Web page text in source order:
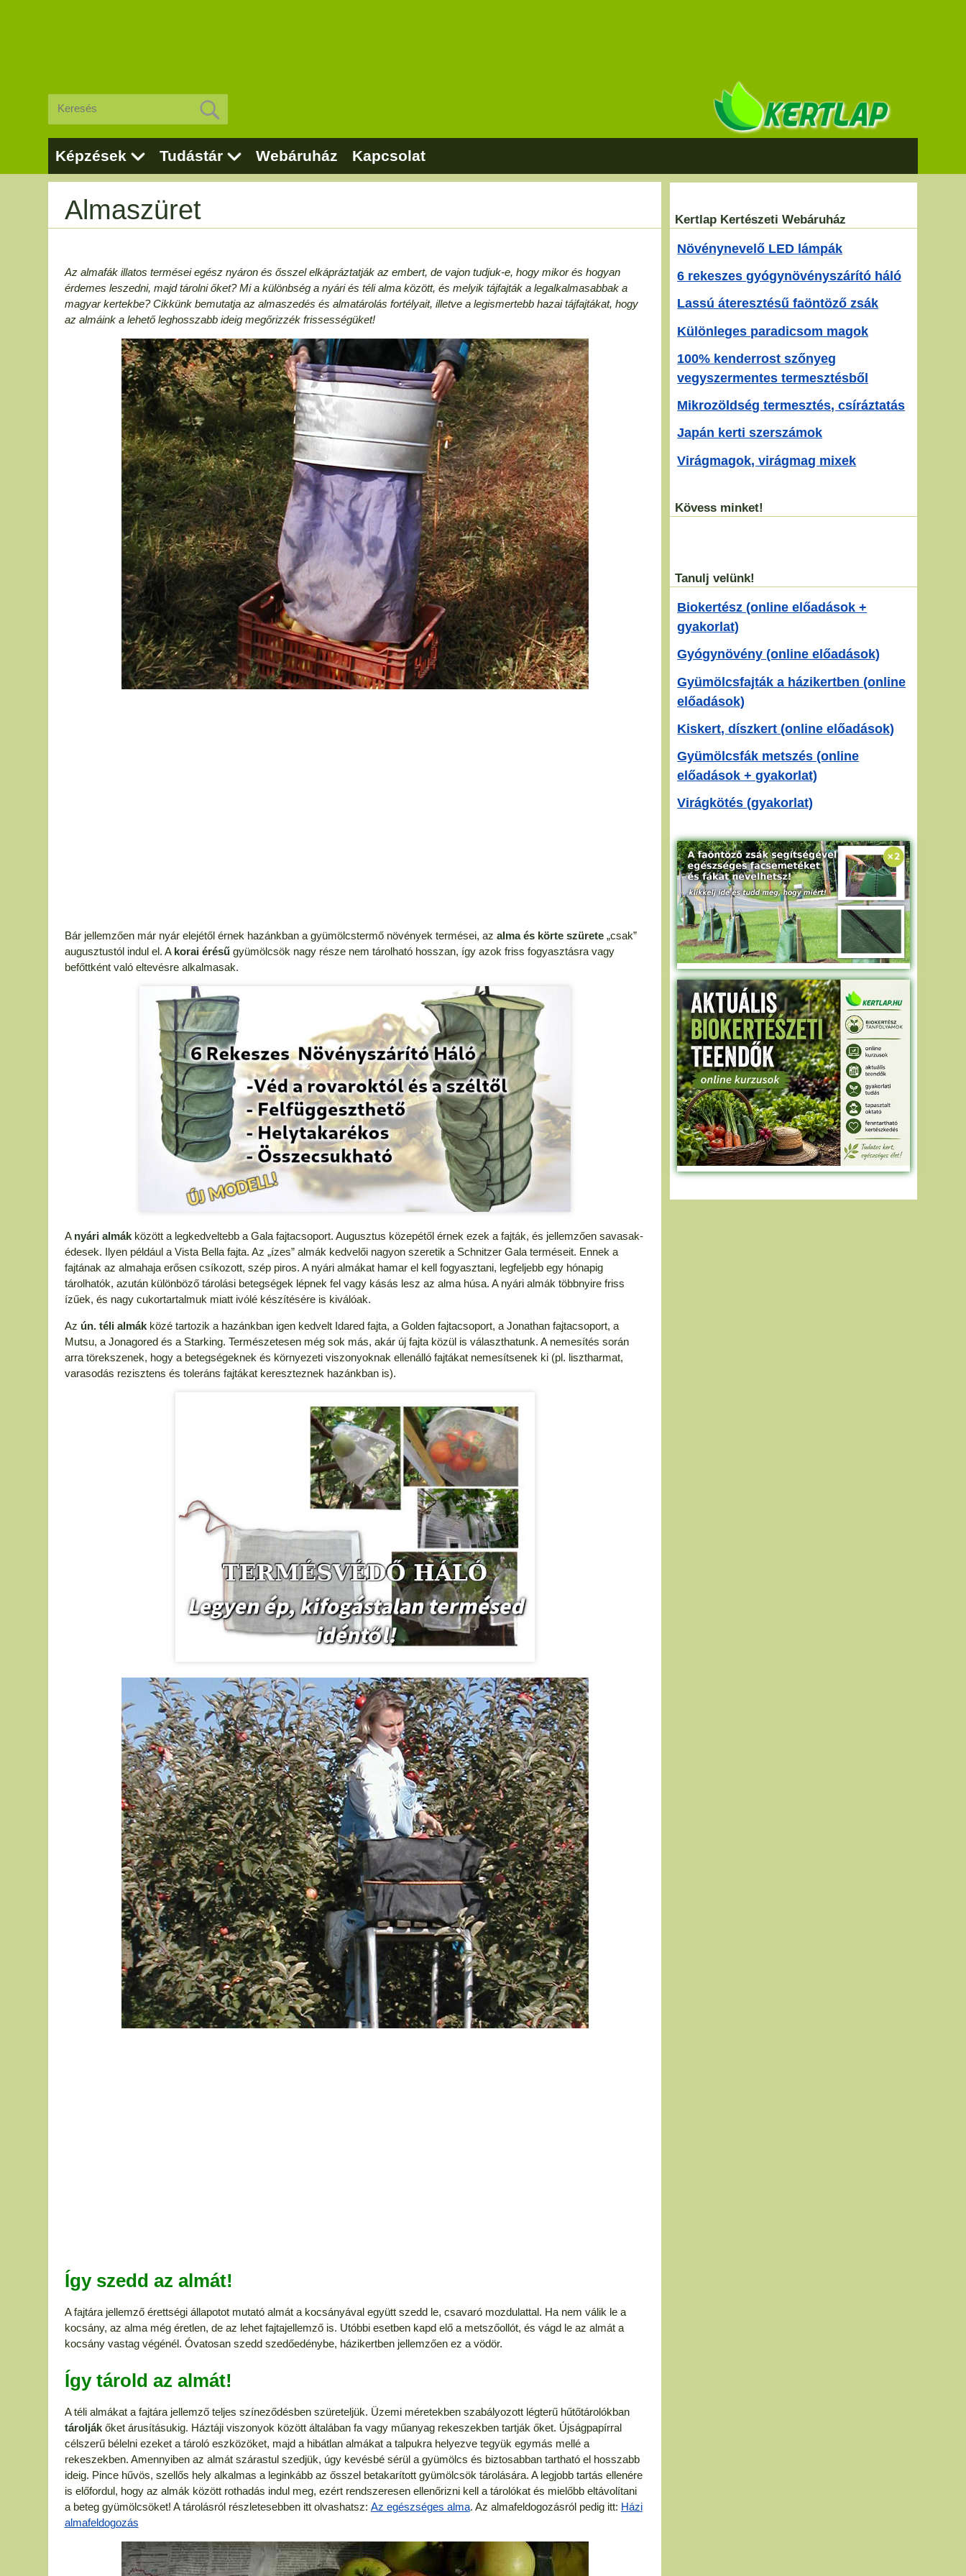
Képzések Tudástár Webáruház Kapcsolat
Almaszüret
Az almafák illatos termései egész nyáron és ősszel elkápráztatják az embert, de vajon tudjuk-e, hogy mikor és hogyan
érdemes leszedni, majd tárolni őket? Mi a különbség a nyári és téli alma között, és melyik tájfajták a legalkalmasabbak a
magyar kertekbe? Cikkünk bemutatja az almaszedés és almatárolás fortélyait, illetve a legismertebb hazai tájfajtákat, hogy
az almáink a lehető leghosszabb ideig megőrizzék frissességüket!
Bár jellemzően már nyár elejétől érnek hazánkban a gyümölcstermő növények termései, az alma és körte szürete„csak”
augusztustól indul el. A korai érésűgyümölcsök nagy része nem tárolható hosszan, így azok friss fogyasztásra vagy
befőttként való eltevésre alkalmasak.
A nyári almákközött a legkedveltebb a Gala fajtacsoport. Augusztus közepétől érnek ezek a fajták, és jellemzően savasak-
édesek. Ilyen például a Vista Bella fajta. Az „ízes” almák kedvelői nagyon szeretik a Schnitzer Gala terméseit. Ennek a
fajtának az almahaja erősen csíkozott, szép piros. A nyári almákat hamar el kell fogyasztani, legfeljebb egy hónapig
tárolhatók, azután különböző tárolási betegségek lépnek fel vagy kásás lesz az alma húsa. A nyári almák többnyire friss
ízűek, és nagy cukortartalmuk miatt ivólé készítésére is kiválóak.
Az ún. téli almákközé tartozik a hazánkban igen kedvelt Idared fajta, a Golden fajtacsoport, a Jonathan fajtacsoport, a
Mutsu, a Jonagored és a Starking. Természetesen még sok más, akár új fajta közül is választhatunk. A nemesítés során
arra törekszenek, hogy a betegségeknek és környezeti viszonyoknak ellenálló fajtákat nemesítsenek ki (pl. lisztharmat,
varasodás rezisztens és toleráns fajtákat kereszteznek hazánkban is).
Így szedd az almát!
A fajtára jellemző érettségi állapotot mutató almát a kocsányával együtt szedd le, csavaró mozdulattal. Ha nem válik le a
kocsány, az alma még éretlen, de az lehet fajtajellemző is. Utóbbi esetben kapd elő a metszőollót, és vágd le az almát a
kocsány vastag végénél. Óvatosan szedd szedőedénybe, házikertben jellemzően ez a vödör.
Így tárold az almát!
A téli almákat a fajtára jellemző teljes színeződésben szüreteljük. Üzemi méretekben szabályozott légterű hűtőtárolókban
tároljákőket árusításukig. Háztáji viszonyok között általában fa vagy műanyag rekeszekben tartják őket. Újságpapírral
célszerű bélelni ezeket a tároló eszközöket, majd a hibátlan almákat a talpukra helyezve tegyük egymás mellé a
rekeszekben. Amennyiben az almát szárastul szedjük, úgy kevésbé sérül a gyümölcs és biztosabban tartható el hosszabb
ideig. Pince hűvös, szellős hely alkalmas a leginkább az ősszel betakarított gyümölcsök tárolására. A legjobb tartás ellenére
is előfordul, hogy az almák között rothadás indul meg, ezért rendszeresen ellenőrizni kell a tárolókat és mielőbb eltávolítani
a beteg gyümölcsöket! A tárolásról részletesebben itt olvashatsz: Az egészséges alma. Az almafeldogozásról pedig itt: Házi
almafeldogozás
Kertlap Kertészeti Webáruház
Növénynevelő LED lámpák
6 rekeszes gyógynövényszárító háló
Lassú áteresztésű faöntöző zsák
Különleges paradicsom magok
100% kenderrost szőnyeg
vegyszermentes termesztésből
Mikrozöldség termesztés, csíráztatás
Japán kerti szerszámok
Virágmagok, virágmag mixek
Kövess minket!
Tanulj velünk!
Biokertész (online előadások +
gyakorlat)
Gyógynövény (online előadások)
Gyümölcsfajták a házikertben (online
előadások)
Kiskert, díszkert (online előadások)
Gyümölcsfák metszés (online
előadások + gyakorlat)
Virágkötés (gyakorlat)